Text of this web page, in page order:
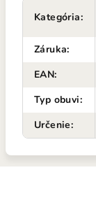
Kategória:
Záruka:
EAN:
Typ obuvi:
Určenie: